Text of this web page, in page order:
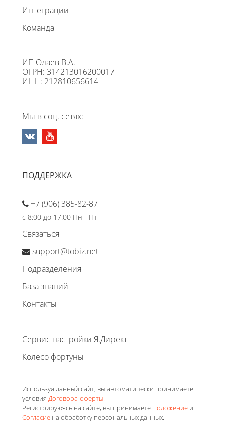
Интеграции
Команда
ИП Олаев В.А.
ОГРН: 314213016200017
ИНН: 212810656614
Мы в соц. сетях:
ПОДДЕРЖКА
+7 (906) 385-82-87
с 8:00 до 17:00 Пн - Пт
Связаться
support@tobiz.net
Подразделения
База знаний
Контакты
Сервис настройки Я.Директ
Колесо фортуны
Используя данный сайт, вы автоматически принимаете
условия Договора-оферты.
Регистрируюясь на сайте, вы принимаете Положение и
Согласие на обработку персональных данных.